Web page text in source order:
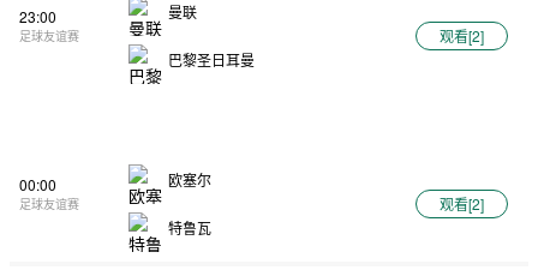
23:00
足球友谊赛
曼联
巴黎圣日耳曼
观看[2]
00:00
足球友谊赛
欧塞尔
特鲁瓦
观看[2]